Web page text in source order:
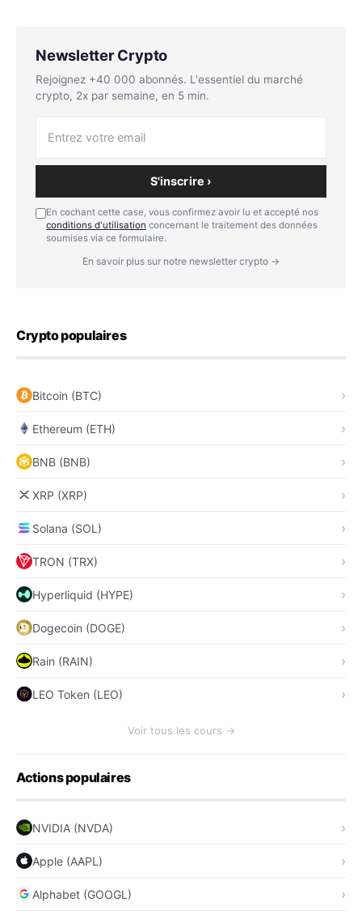
Newsletter Crypto
Rejoignez +40 000 abonnés. L'essentiel du marché
crypto, 2x par semaine, en 5 min.
S'inscrire ›
En cochant cette case, vous confirmez avoir lu et accepté nos
conditions d'utilisation concernant le traitement des données
soumises via ce formulaire.
En savoir plus sur notre newsletter crypto →
Crypto populaires
Bitcoin (BTC)
Ethereum (ETH)
BNB (BNB)
XRP (XRP)
Solana (SOL)
TRON (TRX)
Hyperliquid (HYPE)
Dogecoin (DOGE)
Rain (RAIN)
LEO Token (LEO)
Voir tous les cours →
Actions populaires
NVIDIA (NVDA)
Apple (AAPL)
Alphabet (GOOGL)